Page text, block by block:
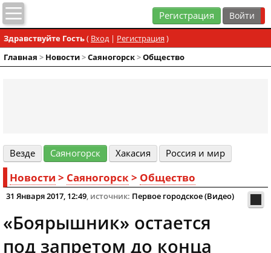
Регистрация
Здравствуйте Гость( Вход| Регистрация )
Главная > Новости>Cаяногорск>Общество
Везде Cаяногорск Хакасия Россия и мир
Новости > Cаяногорск> Общество
31 Января 2017, 12:49, источник: Первое городское (Видео)
«Боярышник» остается
под запретом до конца